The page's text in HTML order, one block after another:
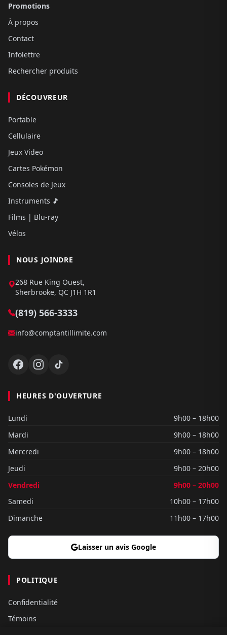
Promotions
À propos
Contact
Infolettre
Rechercher produits
DÉCOUVREUR
Portable
Cellulaire
Jeux Video
Cartes Pokémon
Consoles de Jeux
Instruments 🎵
Films | Blu-ray
Vélos
NOUS JOINDRE
268 Rue King Ouest,
Sherbrooke, QC J1H 1R1
(819) 566-3333
info@comptantillimite.com
HEURES D'OUVERTURE
Lundi
9h00 – 18h00
Mardi
9h00 – 18h00
Mercredi
9h00 – 18h00
Jeudi
9h00 – 20h00
Vendredi
9h00 – 20h00
Samedi
10h00 – 17h00
Dimanche
11h00 – 17h00
Laisser un avis Google
POLITIQUE
Confidentialité
Témoins